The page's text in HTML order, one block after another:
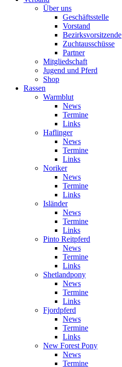
Über uns
Geschäftsstelle
Vorstand
Bezirksvorsitzende
Zuchtausschüsse
Partner
Mitgliedschaft
Jugend und Pferd
Shop
Rassen
Warmblut
News
Termine
Links
Haflinger
News
Termine
Links
Noriker
News
Termine
Links
Isländer
News
Termine
Links
Pinto Reitpferd
News
Termine
Links
Shetlandpony
News
Termine
Links
Fjordpferd
News
Termine
Links
New Forest Pony
News
Termine